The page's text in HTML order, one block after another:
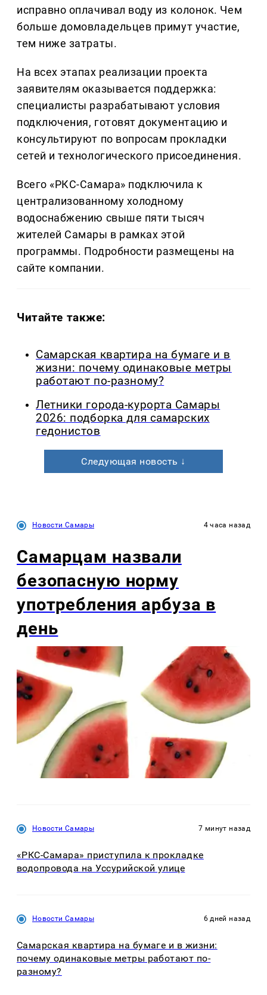
исправно оплачивал воду из колонок. Чем
больше домовладельцев примут участие,
тем ниже затраты.
На всех этапах реализации проекта
заявителям оказывается поддержка:
специалисты разрабатывают условия
подключения, готовят документацию и
консультируют по вопросам прокладки
сетей и технологического присоединения.
Всего «РКС-Самара» подключила к
централизованному холодному
водоснабжению свыше пяти тысяч
жителей Самары в рамках этой
программы. Подробности размещены на
сайте компании.
Читайте также:
Самарская квартира на бумаге и в
жизни: почему одинаковые метры
работают по-разному?
Летники города-курорта Самары
2026: подборка для самарских
гедонистов
Следующая новость ↓
Новости Самары 4 часа назад
Самарцам назвали
безопасную норму
употребления арбуза в
день
Новости Самары 7 минут назад
«РКС-Самара» приступила к прокладке
водопровода на Уссурийской улице
Новости Самары 6 дней назад
Самарская квартира на бумаге и в жизни:
почему одинаковые метры работают по-
разному?